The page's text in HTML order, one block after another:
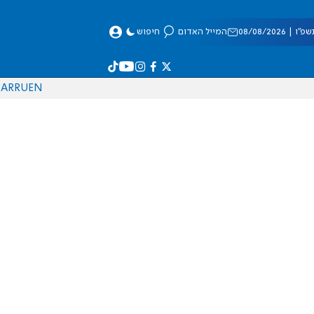
08/2026 המייל האדום חיפוש
EN
RU
AR